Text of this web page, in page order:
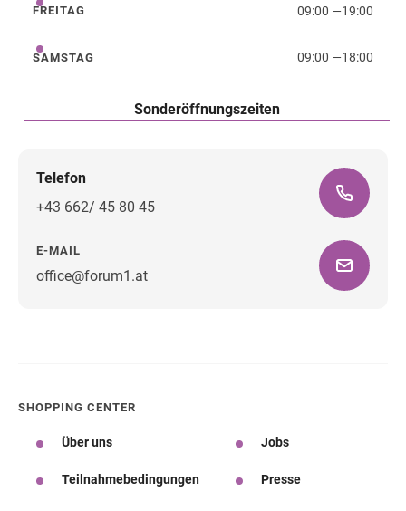
Freitag
FREITAG 09:00 —19:00
Samstag
SAMSTAG 09:00 —18:00
Sonderöffnungszeiten
Telefon
+43 662/ 45 80 45
E-MAIL
office@forum1.at
SHOPPING CENTER
Über uns Jobs
Teilnahmebedingungen Presse